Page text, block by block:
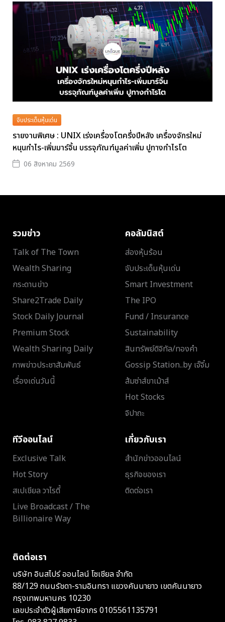
จับประเด็นหุ้นเด่น
รายงานพิเศษ : UNIX เร่งเครื่องโตครึ่งปีหลัง เครื่องจักรใหม่
หนุนกำไร-เพิ่มมาร์จิ้น บรรจุภัณฑ์มูลค่าเพิ่ม ปูทางกำไรโต
06 สิงหาคม 2569
รวมข่าว
Talk of The Town
Wealth Sharing
กระดานข่าว
Share2Trade Daily
Stock Daily Journal
Premium Stock
Wealth Sharing Daily
ภาพข่าวประชาสัมพันธ์
เรื่องเด่นวันนี้
คอลัมนิสต์
ส่องหุ้นร้อน
จับประเด็นหุ้นเด่น
Smart Investment
The IPO
Fund / Insurance
Sustainability
สินทรัพย์ดิจิทัล/ทองคำ
Gossip Station..by เจ๊จิ๋ม
ส้มซ่าส์ขาเม้าส์
Hot Stocks
จิปาถะ
ทีวีออนไลน์
Exclusive Talk
Hot Story
สเปเชียล วาไรตี้
Live Broadcast / The
Billionaire Way
เกี่ยวกับเรา
สำนักข่าวออนไลน์
ธุรกิจของเรา
ติดต่อเรา
ติดต่อเรา
บริษัท อินสไปร์ ออนไลน์ โซเชียล จำกัด
88/129 ถนนรัชดา-รามอินทรา แขวงคันนายาว เขตคันนายาว
กรุงเทพมหานคร 10230
เลขประจำตัวผู้เสียภาษีอากร 0105561135791